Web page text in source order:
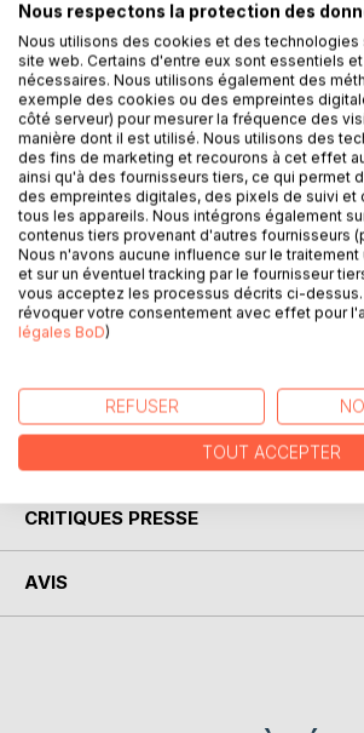
DESCRIPTION
Le secret des Sentinelles... Enjeu d'une
est présent tout au long de l'histoire de
l'apparition de l'Homo sapiens aux
civilisation, toujours transmis d'une
retrouve caché au coeur de nos
et nos légendes.
Est-ce une totale fiction ou une réalité
l'imaginaire ? Il vous appartient de
CRITIQUES PRESSE
AVIS
Nous respectons la protection des
Nous utilisons des cookies et des technologies
site web. Certains d'entre eux sont essentiels
nécessaires. Nous utilisons également des
exemple des cookies ou des empreintes
côté serveur) pour mesurer la fréquence des
manière dont il est utilisé. Nous utilisons des
des fins de marketing et recourons à cet effet
ainsi qu'à des fournisseurs tiers, ce qui permet
des empreintes digitales, des pixels de suivi et
tous les appareils. Nous intégrons également
contenus tiers provenant d'autres fournisseurs
Nous n'avons aucune influence sur le
et sur un éventuel tracking par le fournisseur
vous acceptez les processus décrits ci-dessus.
révoquer votre consentement avec effet pour
légales BoD)
REFUSER
TOUT ACCEPTER